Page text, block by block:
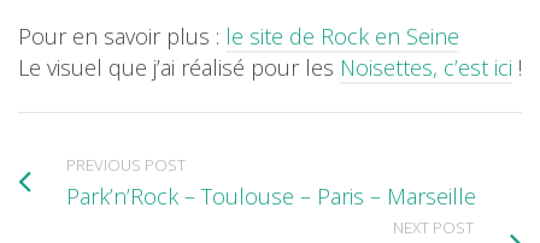
Pour en savoir plus : le site de Rock en Seine
Le visuel que j’ai réalisé pour les Noisettes, c’est ici !
PREVIOUS POST
Park’n’Rock – Toulouse – Paris – Marseille
NEXT POST